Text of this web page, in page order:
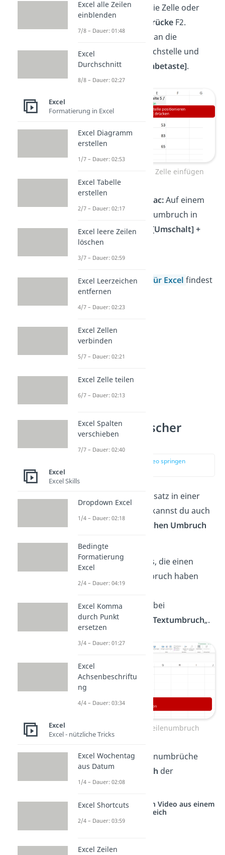
Klickedoppelt auf die Zelle oder
drückeF2.
Bewege den Cursor an die
gewünschte Umbruchstelle und
drücke[Alt] + [Eingabetaste].
Excel Zeilenumbruch in Zelle einfügen
Zeilenumbruch Excel Mac:Auf einem
Mac kannst du den Textumbruch in
Excel mit[Command]
+ [Umschalt] +
[Enter]setzen.
Tastenkombinationen für Excel findest
du hier.
Excel automatischer
Zeilenumbruch
zur Stelle im Video springen
Um nicht jeden Excel Absatz in einer
Zelle extra einzufügen, kannst du auch
einfach den
automatischen Umbruch
Wähledie Zellen aus, die einen
automatischen Umbruch haben
Klickeunter „Start“ bei
„Ausrichtung Textumbruch„.
Excel automatischer Zeilenumbruch
Gut zu wissen:Die Zeilenumbrüche
passen sichautomatisch der
Spaltenbreite an.
Studyflix vernetzt: Hier ein Video aus einem
anderen Bereich
Excel alle Zeilen
einblenden
7/8 – Dauer: 01:48
Excel
Durchschnitt
8/8 – Dauer: 02:27
Excel
Formatierung in Excel
Excel Diagramm
erstellen
1/7 – Dauer: 02:53
Excel Tabelle
erstellen
2/7 – Dauer: 02:17
Excel leere Zeilen
löschen
3/7 – Dauer: 02:59
Excel Leerzeichen
entfernen
4/7 – Dauer: 02:23
Excel Zellen
verbinden
5/7 – Dauer: 02:21
Excel Zelle teilen
6/7 – Dauer: 02:13
Excel Spalten
verschieben
7/7 – Dauer: 02:40
Excel
Excel Skills
Dropdown Excel
1/4 – Dauer: 02:18
Bedingte
Formatierung
Excel
2/4 – Dauer: 04:19
Excel Komma
durch Punkt
ersetzen
3/4 – Dauer: 01:27
Excel
Achsenbeschriftu
ng
4/4 – Dauer: 03:34
Excel
Excel - nützliche Tricks
Excel Wochentag
aus Datum
1/4 – Dauer: 02:08
Excel Shortcuts
2/4 – Dauer: 03:59
Excel Zeilen